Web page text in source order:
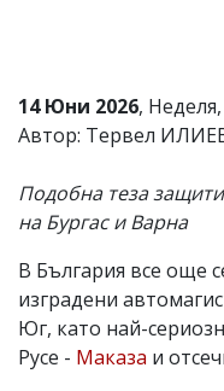
Ако
откриете
обиден
вас
коментар,
моля
сигнализирайте
ни!
14 Юни 2026,
Автор: Тервел
Подобна теза
на Бургас и Варна
В България все още
изградени
Юг, като най-
Русе - Маказа и